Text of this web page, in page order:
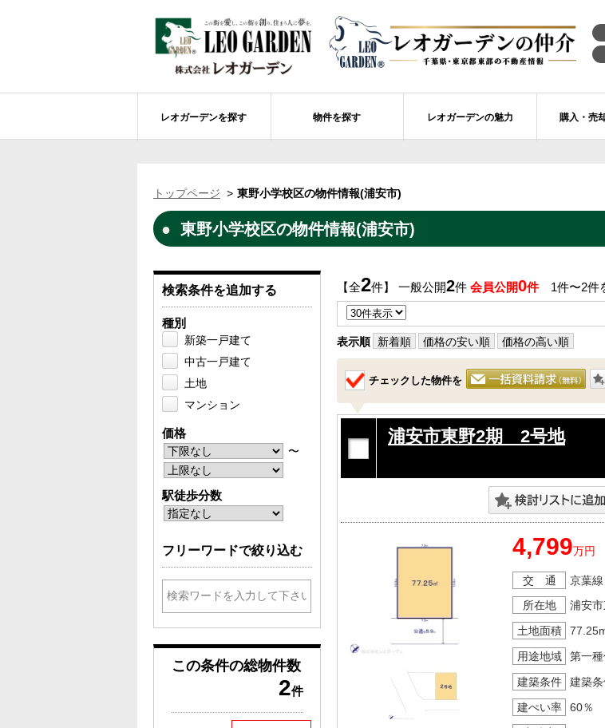
レオガーデンを探す
成田市のレオガーデン
レオガーデン新現場 造成工事のお知らせ
レオガーデン新船橋 紫吹の街Ⅱ レオガーデン船橋 大楠の杜
レオガーデン船橋法典 朝陽の街〔第1期〕 レオガーデン成田公津 煌羅の杜
物件を探す
市川市エリアの物件情報
土地を探す
市川市の学区から探す お預かりしている物件
総武線沿線の未公開物件情報について レオガーデン倶楽部について
レオガーデンの魅力
レオ・グローブ カリフォルニア
モデルハウス
太陽光発電システム 自由設計・建築設計
購入・売
住宅ローンのポイント
売却物件大募集
トップページ 東野小学校区の物件情報(浦安市)
東野小学校区の物件情報(浦安市)
【全2件】 一般公開2件 会員公開0件1件〜2件
表示順 新着順 価格の安い順 価格の高い順
チェックした物件を
浦安市東野2期 2号地
4,799万円
交 通 京葉線
所在地
浦安
土地面積
用途地域
第一
建築条件
建築
建ぺい率
60％
検索条件を追加する
種別
新築一戸建て
中古一戸建て
土地
マンション
価格
〜
駅徒歩分数
フリーワードで絞り込む
この条件の総物件数
2件